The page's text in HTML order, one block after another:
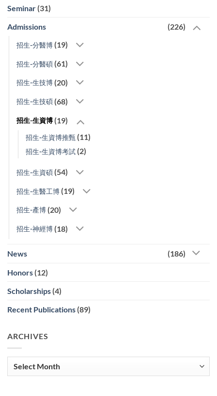
Seminar (31)
Admissions (226)
招生-分醫博 (19)
招生-分醫碩 (61)
招生-生技博 (20)
招生-生技碩 (68)
招生-生資博 (19)
招生-生資博推甄 (11)
招生-生資博考試 (2)
招生-生資碩 (54)
招生-生醫工博 (19)
招生-產博 (20)
招生-神經博 (18)
News (186)
Honors (12)
Scholarships (4)
Recent Publications (89)
ARCHIVES